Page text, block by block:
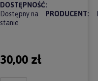
DOSTĘPNOŚĆ:
Dostępny na
stanie
PRODUCENT:
30,00 zł